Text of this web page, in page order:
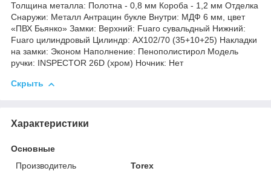
Толщина металла: Полотна - 0,8 мм Короба - 1,2 мм Отделка
Снаружи: Металл Антрацин букле Внутри: МДФ 6 мм, цвет
«ПВХ Бьянко» Замки: Верхний: Fuaro сувальдный Нижний:
Fuaro цилиндровый Цилиндр: AX102/70 (35+10+25) Накладки
на замки: Эконом Наполнение: Пенополистирол Модель
ручки: INSPECTOR 26D (хром) Ночник: Нет
Скрыть
Характеристики
Основные
Производитель
Torex